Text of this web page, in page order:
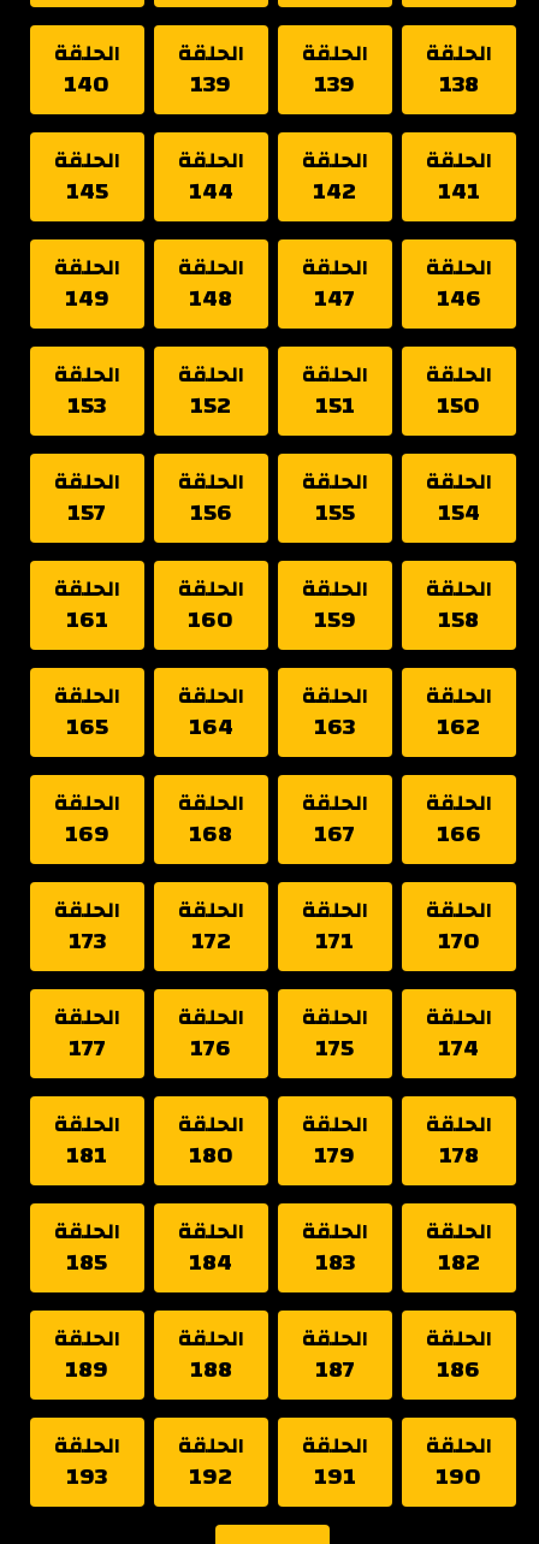
الحلقة
138
الحلقة
139
الحلقة
139
الحلقة
140
الحلقة
141
الحلقة
142
الحلقة
144
الحلقة
145
الحلقة
146
الحلقة
147
الحلقة
148
الحلقة
149
الحلقة
150
الحلقة
151
الحلقة
152
الحلقة
153
الحلقة
154
الحلقة
155
الحلقة
156
الحلقة
157
الحلقة
158
الحلقة
159
الحلقة
160
الحلقة
161
الحلقة
162
الحلقة
163
الحلقة
164
الحلقة
165
الحلقة
166
الحلقة
167
الحلقة
168
الحلقة
169
الحلقة
170
الحلقة
171
الحلقة
172
الحلقة
173
الحلقة
174
الحلقة
175
الحلقة
176
الحلقة
177
الحلقة
178
الحلقة
179
الحلقة
180
الحلقة
181
الحلقة
182
الحلقة
183
الحلقة
184
الحلقة
185
الحلقة
186
الحلقة
187
الحلقة
188
الحلقة
189
الحلقة
190
الحلقة
191
الحلقة
192
الحلقة
193